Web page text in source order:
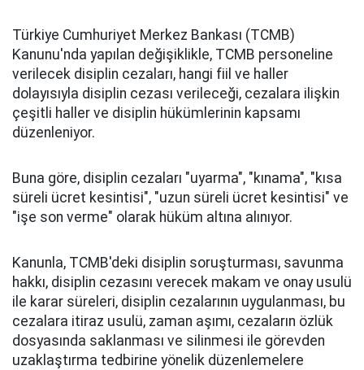
Türkiye Cumhuriyet Merkez Bankası (TCMB)
Kanunu'nda yapılan değişiklikle, TCMB personeline
verilecek disiplin cezaları, hangi fiil ve haller
dolayısıyla disiplin cezası verileceği, cezalara ilişkin
çeşitli haller ve disiplin hükümlerinin kapsamı
düzenleniyor.
Buna göre, disiplin cezaları "uyarma", "kınama", "kısa
süreli ücret kesintisi", "uzun süreli ücret kesintisi" ve
"işe son verme" olarak hüküm altına alınıyor.
Kanunla, TCMB'deki disiplin soruşturması, savunma
hakkı, disiplin cezasını verecek makam ve onay usulü
ile karar süreleri, disiplin cezalarının uygulanması, bu
cezalara itiraz usulü, zaman aşımı, cezaların özlük
dosyasında saklanması ve silinmesi ile görevden
uzaklaştırma tedbirine yönelik düzenlemelere